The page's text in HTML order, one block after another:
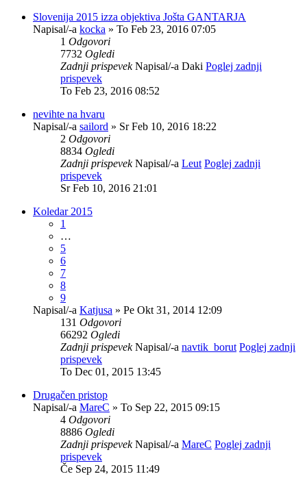
Slovenija 2015 izza objektiva Jošta GANTARJA
Napisal/-a kocka » To Feb 23, 2016 07:05
1 Odgovori
7732 Ogledi
Zadnji prispevekNapisal/-a Daki Poglej zadnji
prispevek
To Feb 23, 2016 08:52
nevihte na hvaru
Napisal/-a sailord » Sr Feb 10, 2016 18:22
2 Odgovori
8834 Ogledi
Zadnji prispevekNapisal/-a Leut Poglej zadnji
prispevek
Sr Feb 10, 2016 21:01
Koledar 2015
1
…
5
6
7
8
9
Napisal/-a Katjusa » Pe Okt 31, 2014 12:09
131 Odgovori
66292 Ogledi
Zadnji prispevekNapisal/-a navtik_borut Poglej zadnji
prispevek
To Dec 01, 2015 13:45
Drugačen pristop
Napisal/-a MareC » To Sep 22, 2015 09:15
4 Odgovori
8886 Ogledi
Zadnji prispevekNapisal/-a MareC Poglej zadnji
prispevek
Če Sep 24, 2015 11:49